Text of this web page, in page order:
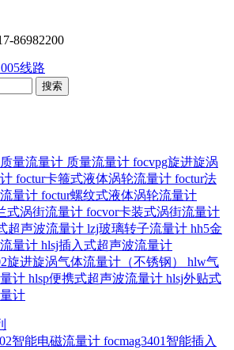
86982200
线路
量流量计 质量流量计 focvpg旋进旋涡
foctur卡箍式液体涡轮流量计 foctur法
量计 foctur螺纹式液体涡轮流量计
式涡街流量计 focvor卡装式涡街流量计
超声波流量计 lzj玻璃转子流量计 hh5金
量计 hlsj插入式超声波流量计
旋进旋涡气体流量计（不锈钢） hlw气
计 hlsp便携式超声波流量计 hlsj外贴式
计
智能电磁流量计 focmag3401智能插入